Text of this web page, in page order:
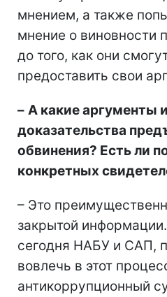
мнением, а также
мнение о виновности
до того, как они
предоставить свои
– А какие аргументы
доказательства
обвинения? Есть ли
конкретных
– Это
закрытой
сегодня НАБУ и САП,
вовлечь в этот
антикоррупционный